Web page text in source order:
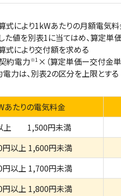
より1kWあたりの月額電気料
別表1に当てはめ、算定単価
より交付額を求める
電力※1 ×（算定単価ー交付金
別表2の区分を上限とする
あたりの電気料金
上 1,500円未満
円以上 1,600円未満
円以上 1,700円未満
円以上 1,800円未満